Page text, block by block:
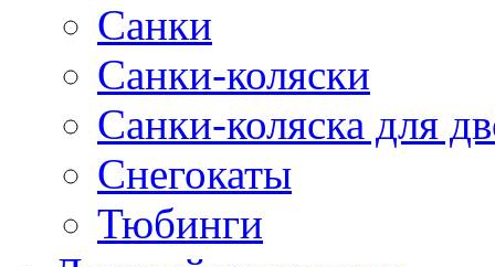
Санки
Санки-коляски
Санки-коляска для
Снегокаты
Тюбинги